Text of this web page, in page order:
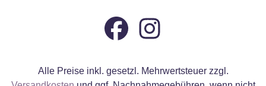
Alle Preise inkl. gesetzl. Mehrwertsteuer zzgl.